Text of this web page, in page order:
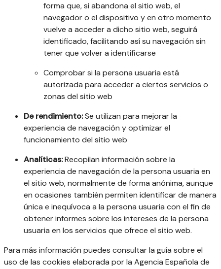
forma que, si abandona el sitio web, el
navegador o el dispositivo y en otro momento
vuelve a acceder a dicho sitio web, seguirá
identificado, facilitando así su navegación sin
tener que volver a identificarse
Comprobar si la persona usuaria está
autorizada para acceder a ciertos servicios o
zonas del sitio web
De rendimiento:Se utilizan para mejorar la
experiencia de navegación y optimizar el
funcionamiento del sitio web
Analíticas:Recopilan información sobre la
experiencia de navegación de la persona usuaria en
el sitio web, normalmente de forma anónima, aunque
en ocasiones también permiten identificar de manera
única e inequívoca a la persona usuaria con el fin de
obtener informes sobre los intereses de la persona
usuaria en los servicios que ofrece el sitio web.
Para más información puedes consultar la guía sobre el
uso de las cookies elaborada por la Agencia Española de